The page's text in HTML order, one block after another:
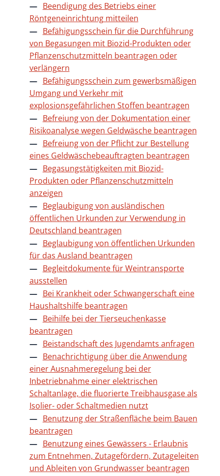
Beendigung des Betriebs einer
Röntgeneinrichtung mitteilen
Befähigungsschein für die Durchführung
von Begasungen mit Biozid-Produkten oder
Pflanzenschutzmitteln beantragen oder
verlängern
Befähigungsschein zum gewerbsmäßigen
Umgang und Verkehr mit
explosionsgefährlichen Stoffen beantragen
Befreiung von der Dokumentation einer
Risikoanalyse wegen Geldwäsche beantragen
Befreiung von der Pflicht zur Bestellung
eines Geldwäschebeauftragten beantragen
Begasungstätigkeiten mit Biozid-
Produkten oder Pflanzenschutzmitteln
anzeigen
Beglaubigung von ausländischen
öffentlichen Urkunden zur Verwendung in
Deutschland beantragen
Beglaubigung von öffentlichen Urkunden
für das Ausland beantragen
Begleitdokumente für Weintransporte
ausstellen
Bei Krankheit oder Schwangerschaft eine
Haushaltshilfe beantragen
Beihilfe bei der Tierseuchenkasse
beantragen
Beistandschaft des Jugendamts anfragen
Benachrichtigung über die Anwendung
einer Ausnahmeregelung bei der
Inbetriebnahme einer elektrischen
Schaltanlage, die fluorierte Treibhausgase als
Isolier- oder Schaltmedien nutzt
Benutzung der Straßenfläche beim Bauen
beantragen
Benutzung eines Gewässers - Erlaubnis
zum Entnehmen, Zutagefördern, Zutageleiten
und Ableiten von Grundwasser beantragen